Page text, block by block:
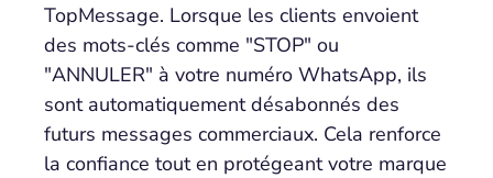
TopMessage. Lorsque les clients envoient
des mots-clés comme "STOP" ou
"ANNULER" à votre numéro WhatsApp, ils
sont automatiquement désabonnés des
futurs messages commerciaux. Cela renforce
la confiance tout en protégeant votre marque